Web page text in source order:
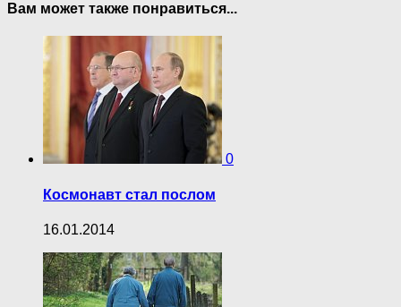
Вам может также понравиться...
0
Космонавт стал послом
16.01.2014